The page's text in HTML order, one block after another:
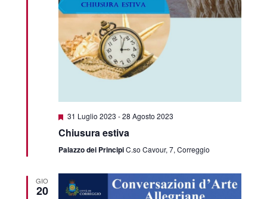
Featured
31 Luglio 2023 -28 Agosto 2023
Chiusura estiva
Palazzo dei PrincipiC.so Cavour, 7, Correggio
GIO
20